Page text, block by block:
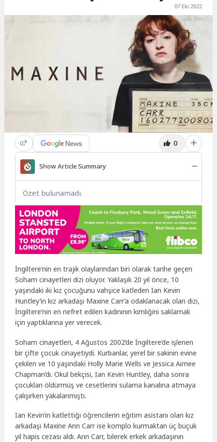
07 Eki 2022
0
Show Article Summary
Özet bulunamadı.
İngiltere’nin en trajik olaylarından biri olarak tarihe geçen
Soham cinayetleri dizi oluyor. Yaklaşık 20 yıl önce, 10
yaşındaki iki kız çocuğunu vahşice katleden Ian Kevin
Huntley’in kız arkadaşı Maxine Carr’a odaklanacak olan dizi,
İngiltere’nin en nefret edilen kadınının kimliğini saklamak
için yaptıklarına yer verecek.
Soham cinayetleri, 4 Ağustos 2002’de İngiltere’de işlenen
bir çifte çocuk cinayetiydi. Kurbanlar, yerel bir sakinin evine
çekilen ve 10 yaşındaki Holly Marie Wells ve Jessica Aimee
Chapman’dı. Okul bekçisi, Ian Kevin Huntley, daha sonra
çocukları öldürmüş ve cesetlerini sulama kanalına atmaya
çalışırken yakalanmıştı.
Ian Kevin’in katlettiği öğrencilerin eğitim asistanı olan kız
arkadaşı Maxine Ann Carr ise komplo kurmaktan üç buçuk
yıl hapis cezası aldı. Ann Carr, bilerek erkek arkadaşının